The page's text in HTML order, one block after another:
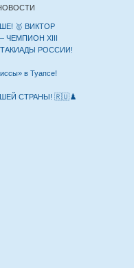
🥇 ВИКТОР
ЧЕМПИОН XIII
РОССИИ!
в Туапсе!
СТРАНЫ! 🇷🇺♟️